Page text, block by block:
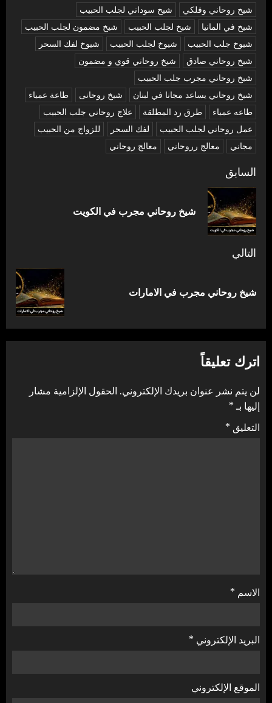
شيخ روحاني وفلكي
شيخ سوداني لجلب الحبيب
شيخ في المانيا
شيخ لجلب الحبيب
شيخ مضمون لجلب الحبيب
شيوخ جلب الحبيب
شيوخ لجلب الحبيب
شيوخ لفك السحر
شیخ روحاني صادق
شیخ روحاني قوي و مضمون
شیخ روحاني مجرب جلب الحبيب
شیخ روحاني يساعد مجانا في لبنان
شیخ روحانی
طاعة عمياء
طاعه عمياء
طرق رد المطلقة
علاج روحاني جلب الحبيب
عمل روحاني لجلب الحبيب
لفك السحر
للزواج من الحبيب
مجاني
معالج رروحاني معالج روحاني
تصفّح
المقالات
السابق
شيخ روحاني مجرب في الكويت
التالي
المقالة
شيخ روحاني مجرب في الامارات
اترك تعليقاً
لن يتم نشر عنوان بريدك الإلكتروني. الحقول الإلزامية مشار
إليها بـ*
التعليق *
الاسم *
البريد الإلكتروني *
الموقع الإلكتروني